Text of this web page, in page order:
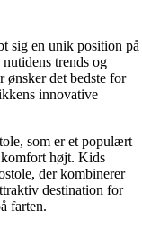
sig en unik position på
trends og
det bedste for
innovative
som er et populært
højt. Kids
der kombinerer
destination for
farten.